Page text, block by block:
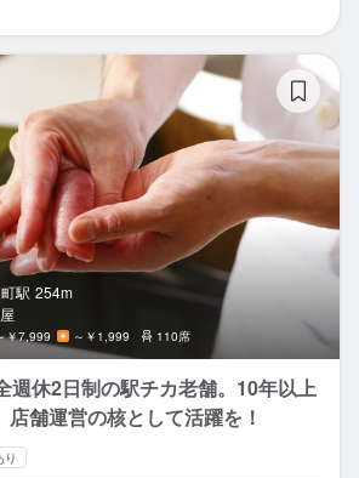
駅 254m
￥7,999 ～￥1,999 110席
週休2日制の駅チカ老舗。10年以上
舗運営の核として活躍を！
り